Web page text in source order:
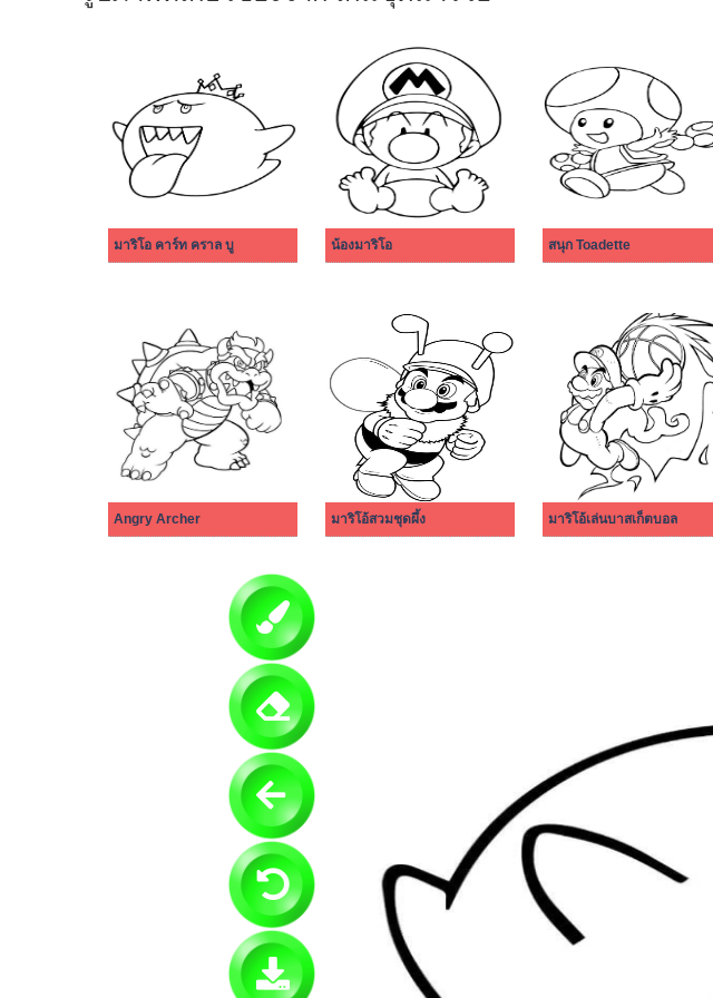
มาริโอ คาร์ท คราล บู น้องมาริโอ สนุก Toadette
Angry Archer มาริโอ้สวมชุดผึ้ง มาริโอ้เล่นบาสเก็ตบอล